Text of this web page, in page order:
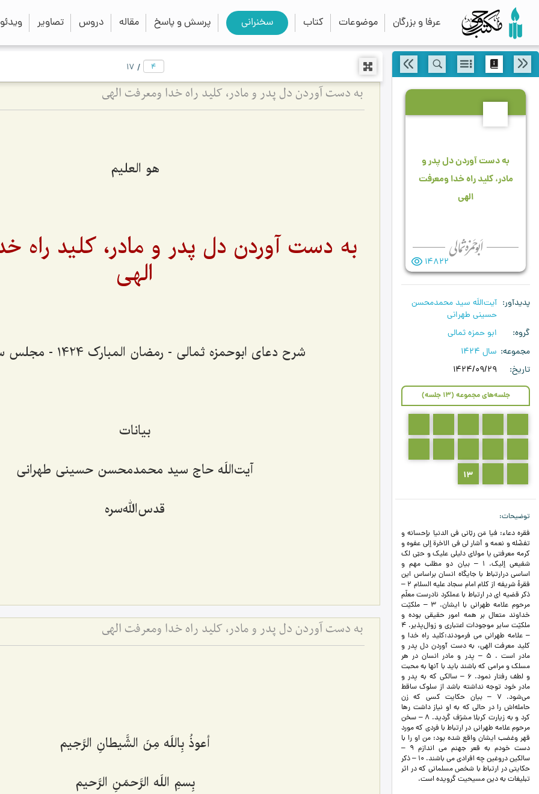
عرفا و بزرگان موضوعات کتاب سخنرانی پرسش و پاسخ مقاله دروس تصاویر ویدئو search
close
به دست آوردن دل پدر و
مادر، كلید راه خدا ومعرفت
الهى
14822
پدیدآور
آیت‌اللَه سید محمدمحسن
حسینی طهرانی
گروه
ابو حمزه ثمالی
مجموعه سال 1424
تاریخ
1424/09/29
جلسه‌های مجموعه (13 جلسه)
13
توضیحات
فقره دعاء: فيا مَن ربّاني في الدنيا بإحسانه و
تفضّله و نعمه و أشار لي في الاخرة إلي عفوه و
كرمه معرفتي يا مولاي دليلي عليك و حبّي لك
شفيعي إليك. 1 – بیان دو مطلب مهم و
اساسی درارتباط با جایگاه انسان براساس این
فقرۀ شریفه از کلام امام سجاد علیه السلام 2 –
ذکر قضیه ای در ارتباط با عملکرد نادرست معلّم
مرحوم علامه طهرانی با ایشان. 3 – ملكيّت
خداوند متعال بر همه امور حقيقي بوده و
ملكيّت سایر موجودات اعتباري و زوال‌پذير. 4
– علامه طهرانی می فرمودند:كليد راه خدا و
كليد معرفت الهي، به دست آوردن دل پدر و
مادر است . 5 – پدر و مادر انسان در هر
مسلك و مرامي که باشند بايد با آنها به محبت
و لطف رفتار نمود. 6 – سالكي كه به پدر و
مادر خود توجه نداشته باشد از سلوك ساقط
مي‌شود. 7 – بیان حكايت كسي كه زن
حامله‌اش را در حالي كه به او نياز داشت رها
كرد و به زیارت کربلا مشرّف گردید. 8 – سخن
مرحوم علامه طهرانی در ارتباط با فردی که مورد
قهر وغضب ایشان واقع شده بود: من او را با
دست خودم به قعر جهنم می اندازم 9 –
سالكين دروغين چه افرادی می باشند. 10 – ذکر
حکایتی در ارتباط با شخص مسلمانی که در اثر
تبلیغات به دین مسیحیت گرویده است.
/
17
به دست آوردن دل پدر و مادر، كلید راه خدا ومعرفت الهى
هو العليم
به دست آوردن دل پدر و مادر، كلید راه
الهى
شرح دعای ابوحمزه ثمالی - رمضان المبارک 1424 - مجلس سیزدهم
بیانات
آیت‌اللَه حاج سید محمدمحسن حسینی طهرانی
قدس‌الله‌سره
به دست آوردن دل پدر و مادر، كلید راه خدا ومعرفت الهى
أعوذُ بِاللَه مِنَ الشَّیطانِ الرَّجیم‌
بِسمِ اللَه الرَّحمَنِ الرَّحیم‌